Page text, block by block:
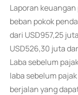
Laporan
beban pokok
dari USD957,25
USD526,30 juta
Laba sebelum
laba sebelum
berjalan yang